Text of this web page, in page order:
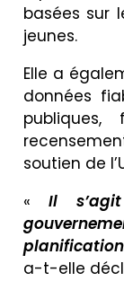
basées sur
jeunes.
Elle a
données
soutien de
«Il
a-t-elle